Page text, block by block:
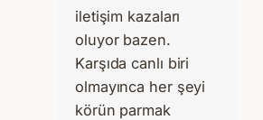
iletişim kazaları
oluyor bazen.
Karşıda canlı biri
olmayınca her şeyi
körün parmak